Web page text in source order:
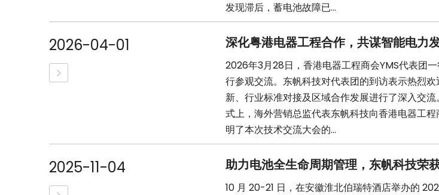
发现滞后，蓄电池故障已...
2026-04-01 深化粤港电器工程合作，共谋智能电力
2026年3月28日，香港电器工程商会YMS代表团
行参观交流。东帆科技对代表团的到访表示热烈
新、行业标准对接及区域合作发展进行了深入交
式上，海外营销总监代表东帆科技向香港电器工
明了本次技术交流大会的...
2025-11-04 助力电池全生命周期管理，东帆科技荣
10 月 20-21 日，在安徽淮北伯瑞特酒店举办的